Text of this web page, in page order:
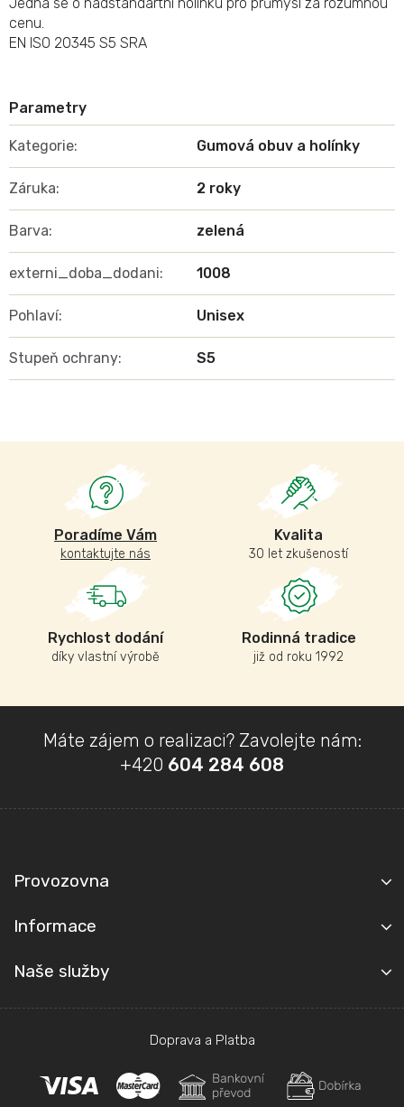
Poradíme Vám
kontaktujte nás
Kvalita
30 let zkušeností
Rychlost dodání
díky vlastní výrobě
Rodinná tradice
již od roku 1992
cenu.
EN ISO 20345 S5 SRA
Kategorie: Gumová obuv a holínky
Záruka: 2 roky
Barva: zelená
externi_doba_dodani: 1008
Pohlaví: Unisex
Stupeň ochrany: S5
a
Máte zájem o realizaci? Zavolejte nám:
+420 604 284 608
Provozovna
Informace
Naše služby
Doprava a Platba